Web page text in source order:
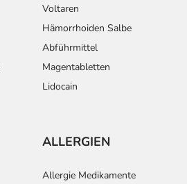
Voltaren
Hämorrhoiden Salbe
Abführmittel
Magentabletten
Lidocain
ALLERGIEN
Allergie Medikamente